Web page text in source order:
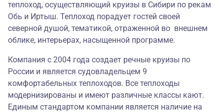
теплоход, осуществляющий круизы в Сибири по рекам
Обь и Иртыш. Теплоход порадует гостей своей
северной душой, тематикой, отраженной во внешнем
облике, интерьерах, насыщенной программе.
Компания с 2004 года создает речные круизы по
России и является судовладельцем 9
комфортабельных теплоходов. Все теплоходы
модернизированы и имеют различные классы кают.
Единым стандартом компании является наличие на